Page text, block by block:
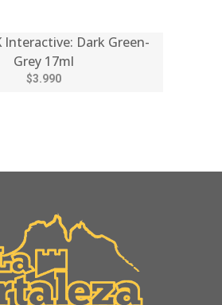
Interactive: Dark Green-
Grey 17ml
$3.990